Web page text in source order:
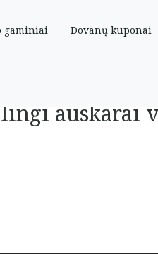
gaminiai Dovanų kuponai
auskarai